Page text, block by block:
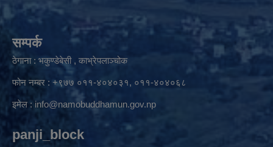
सम्पर्क
ठेगाना : भकुण्डेबेसी , काभ्रेपलाञ्चोक
फोन नम्बर : +९७७ ०११-४०४०३१, ०११-४०४०६८
इमेल : info@namobuddhamun.gov.np
panji_block